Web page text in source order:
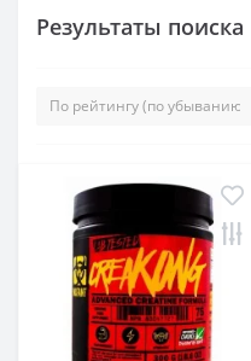
Результаты поиска